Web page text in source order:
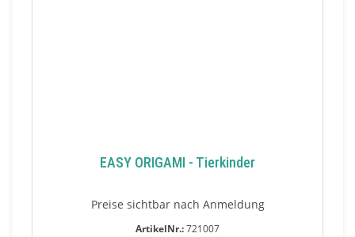
EASY ORIGAMI - Tierkinder
Preise sichtbar nach Anmeldung
ArtikelNr.:721007